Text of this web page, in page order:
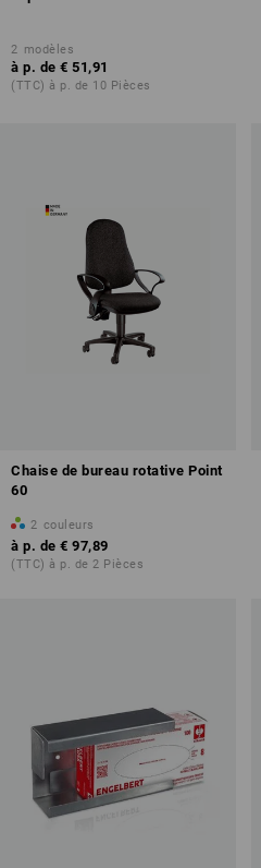
2 modèles
à p. de € 51,91
(TTC) à p. de 10 Pièces
Chaise de bureau rotative Point
60
2 couleurs
à p. de € 97,89
(TTC) à p. de 2 Pièces